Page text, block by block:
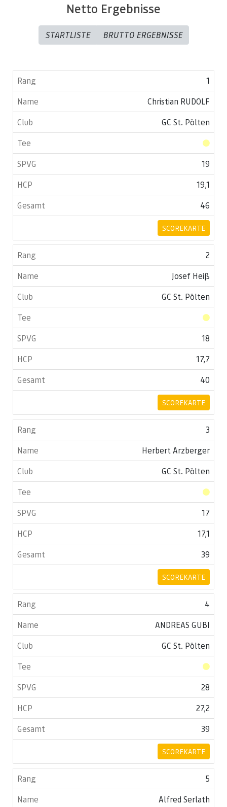
Netto Ergebnisse
STARTLISTE BRUTTO ERGEBNISSE
1
Christian RUDOLF
GC St. Pölten
19
19,1
46
SCOREKARTE
2
Josef Heiß
GC St. Pölten
18
17,7
40
SCOREKARTE
3
Herbert Arzberger
GC St. Pölten
17
17,1
39
SCOREKARTE
4
ANDREAS GUBI
GC St. Pölten
28
27,2
39
SCOREKARTE
5
Alfred Serlath